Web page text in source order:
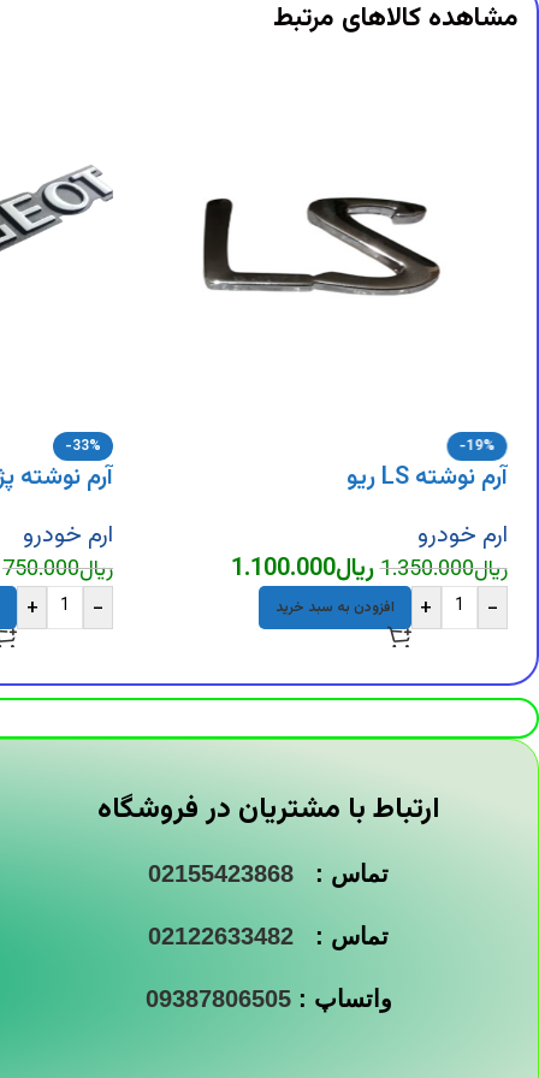
DigiArzanSara
DigiArzanSara
DigiArzanSara
DigiArzanSara
مشاهده کالاهای مرتبط
-19%
آرم نوشته LS ریو
ارم خودرو
ریال1.350.000ریال1.100.000
-
+ افزودن به سبد خرید
-33%
آرم نوشته
ارم خودرو
ریال750.000
-
+
ارتباط با مشتریان در فروشگاه
تماس : 02155423868
تماس : 02122633482
واتساپ :09387806505